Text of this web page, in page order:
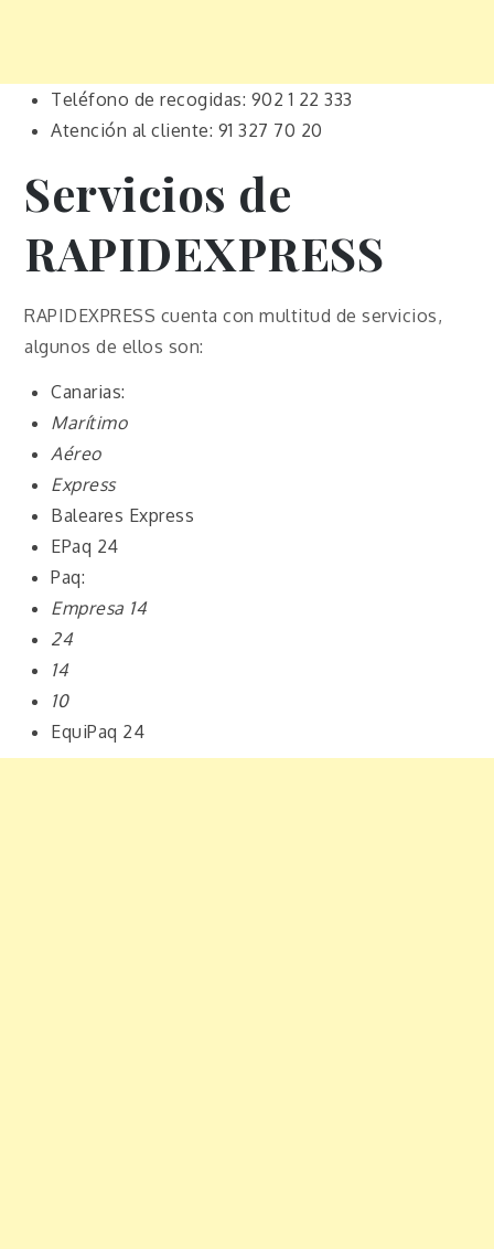
Teléfono de recogidas: 902 1 22 333
Atención al cliente: 91 327 70 20
Servicios de
RAPIDEXPRESS
RAPIDEXPRESS cuenta con multitud de servicios,
algunos de ellos son:
Canarias:
Marítimo
Aéreo
Express
Baleares Express
EPaq 24
Paq:
Empresa 14
24
14
10
EquiPaq 24